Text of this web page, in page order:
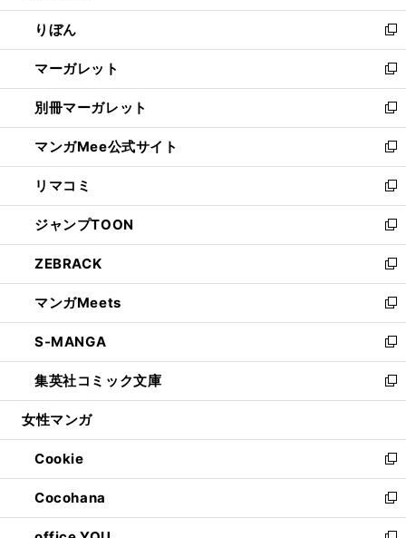
開
く
ウ
で
開
く
ン
ド
ウ
で
開
く
ウ
ィ
ン
ド
ウ
で
開
く
りぼん
新
し
い
ウ
ィ
ン
ド
ウ
で
開
く
マーガレット
新
し
い
ウ
ィ
ン
ド
ウ
で
開
く
別冊マーガレット
新
し
い
ウ
ィ
ン
ド
ウ
で
開
く
マンガMee公式サイト
新
し
い
ウ
ィ
ン
ド
ウ
で
開
く
リマコミ
新
し
い
ウ
ィ
ン
ド
ウ
で
開
く
ジャンプTOON
新
し
い
ウ
ィ
ン
ド
ウ
で
開
ZEBRACK
新
し
い
ウ
ィ
ン
ド
ウ
開
く
マンガMeets
新
し
い
ウ
ィ
ン
ウ
で
開
く
S-MANGA
新
し
い
ウ
ン
ド
ウ
で
開
集英社コミック文庫
新
し
ウ
ィ
ン
ド
ウ
女性マンガ
Cookie
新
し
い
ウ
Cocohana
新
し